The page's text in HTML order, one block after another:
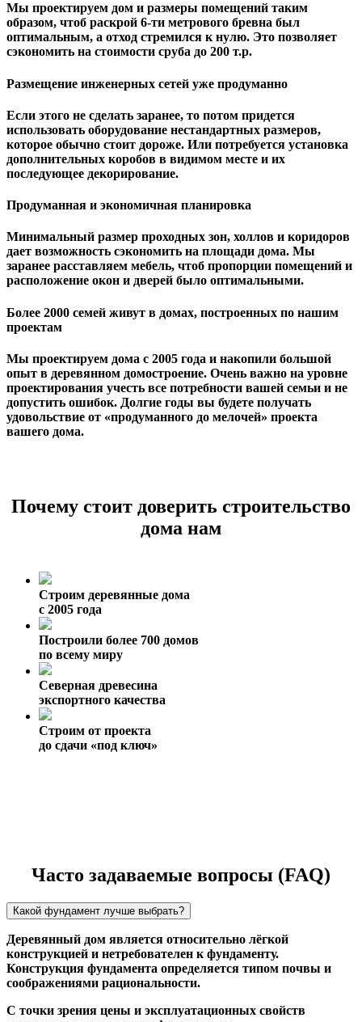
Мы проектируем дом и размеры помещений таким
образом, чтоб раскрой 6-ти метрового бревна был
оптимальным, а отход стремился к нулю. Это позволяет
сэкономить на стоимости сруба до 200 т.р.
Размещение инженерных сетей уже продуманно
Если этого не сделать заранее, то потом придется
использовать оборудование нестандартных размеров,
которое обычно стоит дороже. Или потребуется установка
дополнительных коробов в видимом месте и их
последующее декорирование.
Продуманная и экономичная планировка
Минимальный размер проходных зон, холлов и коридоров
дает возможность сэкономить на площади дома. Мы
заранее расставляем мебель, чтоб пропорции помещений и
расположение окон и дверей было оптимальными.
Более 2000 семей живут в домах, построенных по нашим
проектам
Мы проектируем дома с 2005 года и накопили большой
опыт в деревянном домостроение. Очень важно на уровне
проектирования учесть все потребности вашей семьи и не
допустить ошибок. Долгие годы вы будете получать
удовольствие от «продуманного до мелочей» проекта
вашего дома.
Почему стоит доверить строительство
дома нам
Строим деревянные дома
с 2005 года
Построили более 700 домов
по всему миру
Северная древесина
экспортного качества
Строим от проекта
до сдачи «под ключ»
Часто задаваемые вопросы (FAQ)
Какой фундамент лучше выбрать?
Деревянный дом является относительно лёгкой
конструкцией и нетребователен к фундаменту.
Конструкция фундамента определяется типом почвы и
соображениями рациональности.
С точки зрения цены и эксплуатационных свойств